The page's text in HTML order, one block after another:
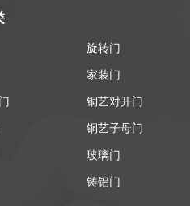
旋转门
家装门
铜艺对开门
铜艺子母门
玻璃门
铸铝门